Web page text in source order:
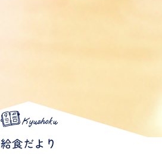
Kyushoku
給食だより